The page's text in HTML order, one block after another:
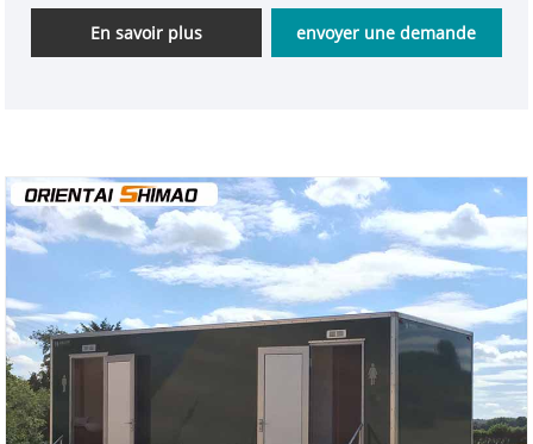
extérieurs et de sites de sauvetage d'urgence.
En savoir plus envoyer une demande